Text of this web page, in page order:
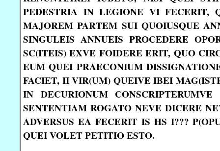
PEDESTRIA IN LEGIONE VI FECERIT,
MAJOREM PARTEM SUI QUOIUSQUE
SINGULEIS ANNUEIS PROCEDERE
SC(ITEIS) EXVE FOIDERE ERIT, QUO
EUM QUEI PRAECONIUM
FACIET, II VIR(UM) QUEIVE IBEI
IN DECURIONUM
SENTENTIAM ROGATO NEVE DICERE
ADVERSUS EA FECERIT IS HS I???
QUEI VOLET PETITIO ESTO.